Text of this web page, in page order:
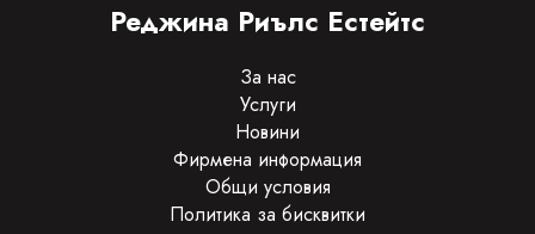
Реджина Риълс Естейтс
За нас
Услуги
Новини
Фирмена информация
Общи условия
Политика за бисквитки